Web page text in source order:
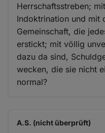
Herrschaftsstreben;
Indoktrination und mit
Gemeinschaft, die
erstickt; mit völlig
dazu da sind,
wecken, die sie nicht
normal?
A.S. (nicht überprüft)